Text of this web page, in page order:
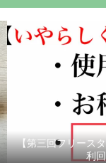
【第三回フリース
利